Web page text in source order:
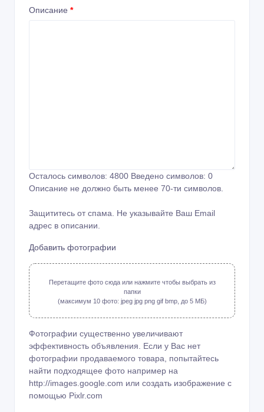
Описание *
Осталось символов: 4800 Введено символов: 0
Описание не должно быть менее 70-ти символов.
Защититесь от спама. Не указывайте Ваш Email
адрес в описании.
Добавить фотографии
Перетащите фото сюда или нажмите чтобы выбрать из
папки
(максимум 10 фото: jpeg jpg png gif bmp, до 5 МБ)
Фотографии существенно увеличивают
эффективность объявления. Если у Вас нет
фотографии продаваемого товара, попытайтесь
найти подходящее фото например на
http://images.google.com или создать изображение с
помощью Pixlr.com